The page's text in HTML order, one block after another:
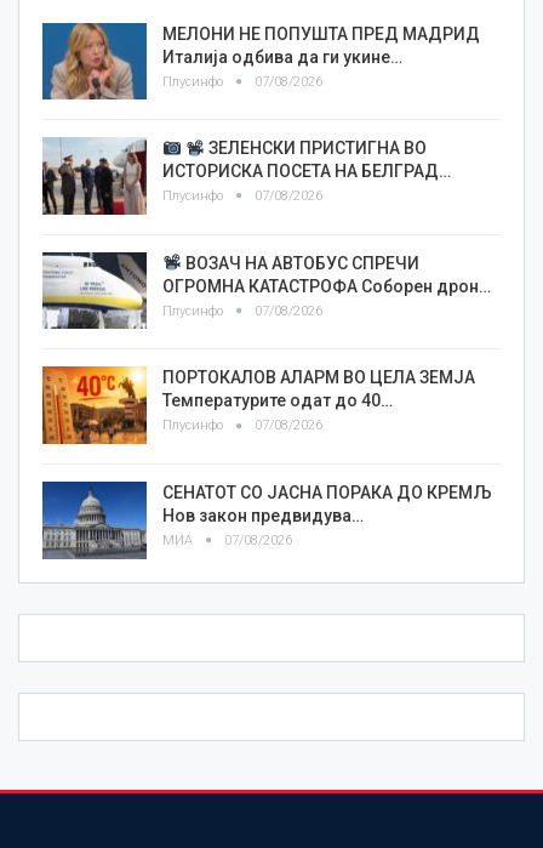
МЕЛОНИ НЕ ПОПУШТА ПРЕД МАДРИД
Италија одбива да ги укине…
Плусинфо 07/08/2026
ЗЕЛЕНСКИ ПРИСТИГНА ВО
ИСТОРИСКА ПОСЕТА НА БЕЛГРАД…
Плусинфо 07/08/2026
ВОЗАЧ НА АВТОБУС СПРЕЧИ
ОГРОМНА КАТАСТРОФА Соборен дрон…
Плусинфо 07/08/2026
ПОРТОКАЛОВ АЛАРМ ВО ЦЕЛА ЗЕМЈА
Температурите одат до 40…
Плусинфо 07/08/2026
СЕНАТОТ СО ЈАСНА ПОРАКА ДО КРЕМЉ
Нов закон предвидува…
МИА 07/08/2026